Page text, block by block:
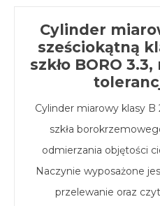
Cylinder
sześciokątną
szkło BORO
Cylinder miarowy klasy
szkła
odmierzania objętości
Naczynie wyposażone
przelewanie oraz